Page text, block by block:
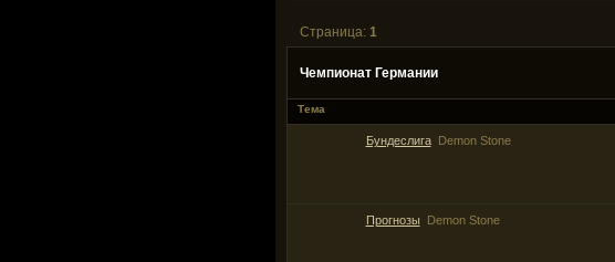
Чемпионат Германии
Страница: 1
Тема
Бундеслига
Demon Stone
Прогнозы
Demon Stone